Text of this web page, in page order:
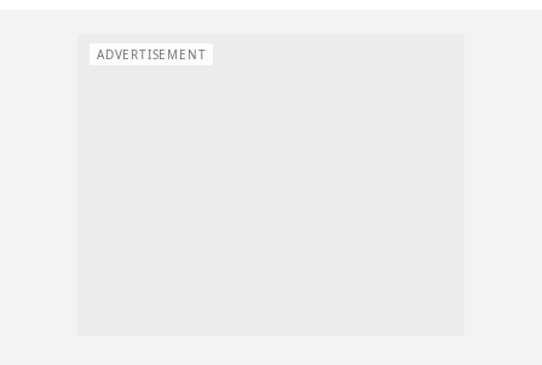
ADVERTISEMENT